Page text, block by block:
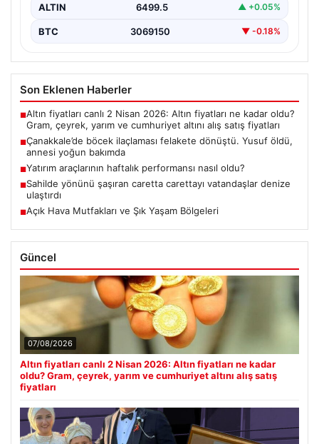
ALTIN 6499.5 ▲ +0.05%
BTC 3069150 ▼ -0.18%
Son Eklenen Haberler
■Altın fiyatları canlı 2 Nisan 2026: Altın fiyatları ne kadar oldu?
Gram, çeyrek, yarım ve cumhuriyet altını alış satış fiyatları
■Çanakkale’de böcek ilaçlaması felakete dönüştü. Yusuf öldü,
annesi yoğun bakımda
■Yatırım araçlarının haftalık performansı nasıl oldu?
■Sahilde yönünü şaşıran caretta carettayı vatandaşlar denize
ulaştırdı
■Açık Hava Mutfakları ve Şık Yaşam Bölgeleri
Güncel
07/08/2026
Altın fiyatları canlı 2 Nisan 2026: Altın fiyatları ne kadar
oldu? Gram, çeyrek, yarım ve cumhuriyet altını alış satış
fiyatları